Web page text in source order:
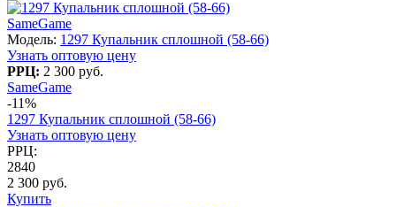
SameGame
Модель: 1297 Купальник сплошной (58-66)
Узнать оптовую цену
РРЦ: 2 300 руб.
SameGame
-11%
1297 Купальник сплошной (58-66)
Узнать оптовую цену
РРЦ:
2840
2 300 руб.
Купить